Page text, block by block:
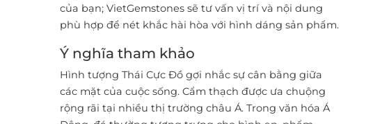
của bạn; VietGemstones sẽ tư vấn vị trí và nội dung
phù hợp để nét khắc hài hòa với hình dáng sản phẩm.
Ý nghĩa tham khảo
Hình tượng Thái Cực Đồ gợi nhắc sự cân bằng giữa
các mặt của cuộc sống. Cẩm thạch được ưa chuộng
rộng rãi tại nhiều thị trường châu Á. Trong văn hóa Á